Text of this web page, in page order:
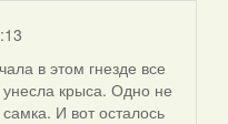
в этом гнезде все
крыса. Одно не
И вот осталось